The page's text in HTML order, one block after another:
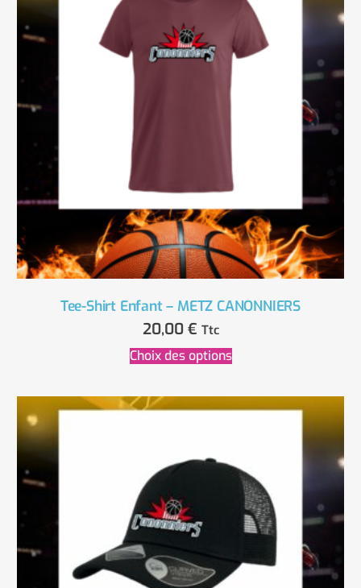
Tee-Shirt Enfant – METZ CANONNIERS
20,00 € Ttc
Choix des options